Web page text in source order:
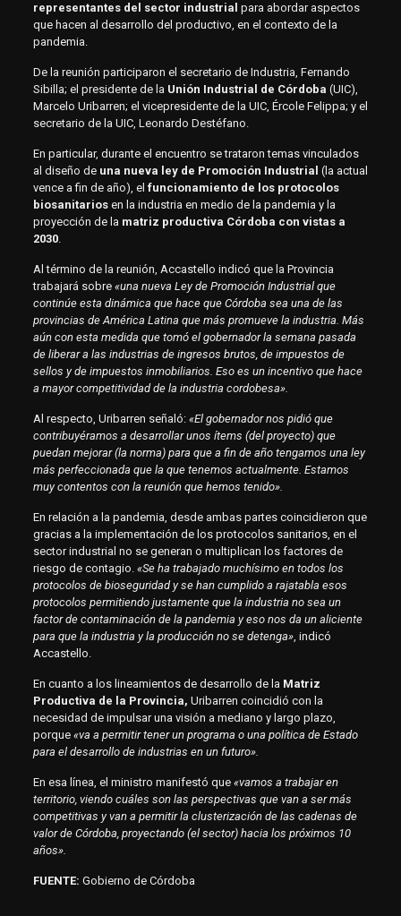
representantes del sector industrial para abordar aspectos
que hacen al desarrollo del productivo, en el contexto de la
pandemia.
De la reunión participaron el secretario de Industria, Fernando
Sibilla; el presidente de la Unión Industrial de Córdoba (UIC),
Marcelo Uribarren; el vicepresidente de la UIC, Ércole Felippa; y el
secretario de la UIC, Leonardo Destéfano.
En particular, durante el encuentro se trataron temas vinculados
al diseño de una nueva ley de Promoción Industrial (la actual
vence a fin de año), el funcionamiento de los protocolos
biosanitariosen la industria en medio de la pandemia y la
proyección de la matriz productiva Córdoba con vistas a
2030.
Al término de la reunión, Accastello indicó que la Provincia
trabajará sobre«una nueva Ley de Promoción Industrial que
continúe esta dinámica que hace que Córdoba sea una de las
provincias de América Latina que más promueve la industria. Más
aún con esta medida que tomó el gobernador la semana pasada
de liberar a las industrias de ingresos brutos, de impuestos de
sellos y de impuestos inmobiliarios. Eso es un incentivo que hace
a mayor competitividad de la industria cordobesa».
Al respecto, Uribarren señaló: «El gobernador nos pidió que
contribuyéramos a desarrollar unos ítems (del proyecto) que
puedan mejorar (la norma) para que a fin de año tengamos una ley
más perfeccionada que la que tenemos actualmente. Estamos
muy contentos con la reunión que hemos tenido».
En relación a la pandemia, desde ambas partes coincidieron que
gracias a la implementación de los protocolos sanitarios, en el
sector industrial no se generan o multiplican los factores de
riesgo de contagio. «Se ha trabajado muchísimo en todos los
protocolos de bioseguridad y se han cumplido a rajatabla esos
protocolos permitiendo justamente que la industria no sea un
factor de contaminación de la pandemia y eso nos da un aliciente
para que la industria y la producción no se detenga», indicó
Accastello.
En cuanto a los lineamientos de desarrollo de la Matriz
Productiva de la Provincia, Uribarren coincidió con la
necesidad de impulsar una visión a mediano y largo plazo,
porque «va a permitir tener un programa o una política de Estado
para el desarrollo de industrias en un futuro».
En esa línea, el ministro manifestó que «vamos a trabajar en
territorio, viendo cuáles son las perspectivas que van a ser más
competitivas y van a permitir la clusterización de las cadenas de
valor de Córdoba, proyectando (el sector) hacia los próximos 10
años».
FUENTE: Gobierno de Córdoba